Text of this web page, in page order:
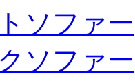
ソファー
ソファー